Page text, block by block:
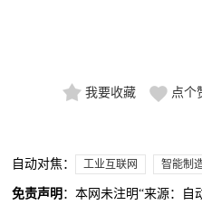
我要收藏 点个
自动对焦： 工业互联网 智能制
免责声明 ：本网未注明“来源：自